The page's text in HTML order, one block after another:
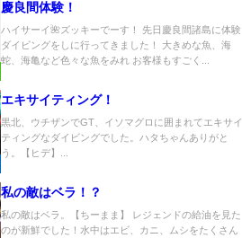
慶良間体験！
ハイサーイ🌺ズッキーでーす！ 先日慶良間諸島に体験
ダイビングをしに行ってきました！ 大きめな魚、海
蛇、海亀など色々な魚をみれ お客様もすごく...
エキサイティング！
黒北、ウチザンでGT、イソマグロに囲まれてエキサイ
ティングなダイビングでした。ハタちゃんありがと
う。【ヒデ】...
私の敵はベラ！？
私の敵はベラ。【ちーまま】 レジェンドの給油を見た
のが新鮮でした！水中はエビ、カニ、ムシをたくさん